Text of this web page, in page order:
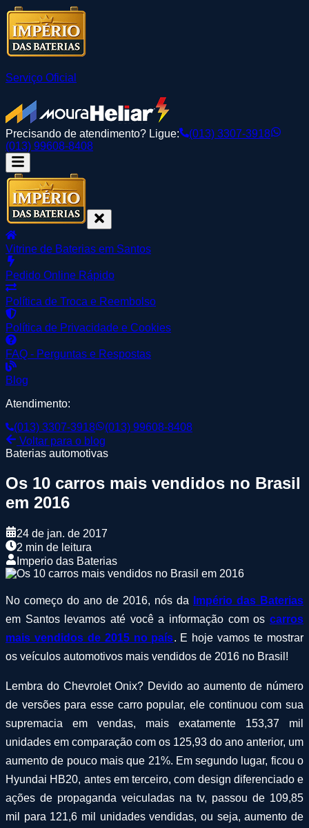
Serviço Oficial
Precisando de atendimento? Ligue:
(013) 3307-3918
(013) 99608-8408
Vitrine de Baterias em Santos
Pedido Online Rápido
Política de Troca e Reembolso
Política de Privacidade e Cookies
FAQ - Perguntas e Respostas
Blog
Atendimento:
(013) 3307-3918
(013) 99608-8408
Voltar para o blog
Baterias automotivas
Os 10 carros mais vendidos no Brasil
em 2016
24 de jan. de 2017
2 min de leitura
Imperio das Baterias
No começo do ano de 2016, nós da
Império das Baterias
em Santos levamos até você a informação com os carros
mais vendidos de 2015 no país. E hoje vamos te mostrar
os veículos automotivos mais vendidos de 2016 no Brasil!
Lembra do Chevrolet Onix? Devido ao aumento de número
de versões para esse carro popular, ele continuou com sua
supremacia em vendas, mais exatamente 153,37 mil
unidades em comparação com os 125,93 do ano anterior, um
aumento de pouco mais que 21%. Em segundo lugar, ficou o
Hyundai HB20, antes em terceiro, com design diferenciado e
ações de propaganda veiculadas na tv, passou de 109,85
mil para 121,6 mil unidades vendidas, ou seja, aumento de